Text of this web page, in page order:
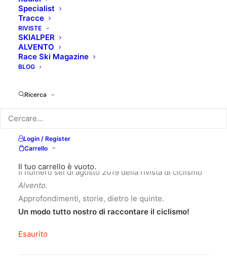
Specialist
Tracce
RIVISTE
SKIALPER
ALVENTO
Race Ski Magazine
BLOG
Ricerca
Login / Register
Carrello
Il tuo carrello è vuoto.
10,00€
Il numero sei di agosto 2019 della rivista di ciclismo
Alvento.
Approfondimenti, storie, dietro le quinte.
Un modo tutto nostro di raccontare il ciclismo!
Esaurito